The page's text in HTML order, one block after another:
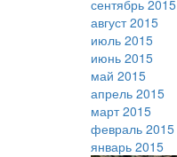
сентябрь 2015
август 2015
июль 2015
июнь 2015
май 2015
апрель 2015
март 2015
февраль 2015
январь 2015